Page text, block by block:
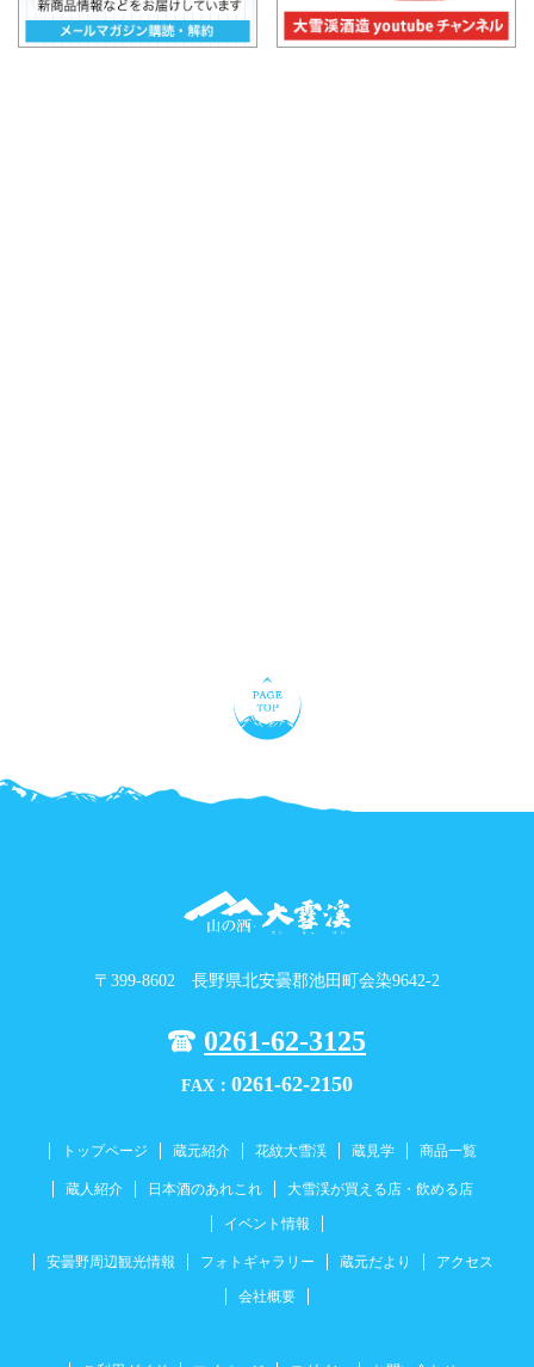
〒399-8602 長野県北安曇郡池田町会染9642-2
0261-62-3125
FAX： 0261-62-2150
トップページ 蔵元紹介 花紋大雪渓 蔵見学 商品一覧
蔵人紹介 日本酒のあれこれ 大雪渓が買える店・飲める店
イベント情報
安曇野周辺観光情報 フォトギャラリー 蔵元だより アクセス
会社概要